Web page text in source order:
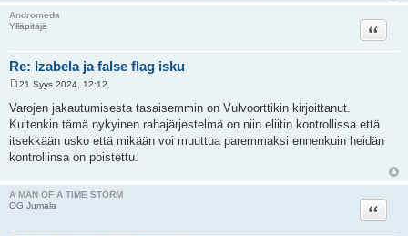
Andromeda
Ylläpitäjä
Re: Izabela ja false flag isku
Lainaa
e
s
i
21 Syys 2024, 12:12
Varojen jakautumisesta tasaisemmin on Vulvoorttikin kirjoittanut.
Kuitenkin tämä nykyinen rahajärjestelmä on niin eliitin kontrollissa että
itsekkään usko että mikään voi muuttua paremmaksi ennenkuin heidän
kontrollinsa on poistettu.
A MAN OF A TIME STORM
OG Jumala
Lainaa